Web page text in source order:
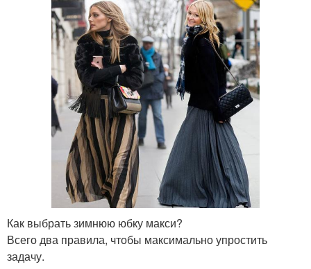
Как выбрать зимнюю юбку макси?
Всего два правила, чтобы максимально упростить
задачу.